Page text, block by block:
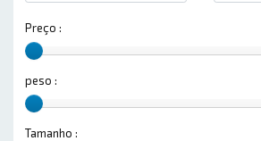
Preço :
peso :
Tamanho :